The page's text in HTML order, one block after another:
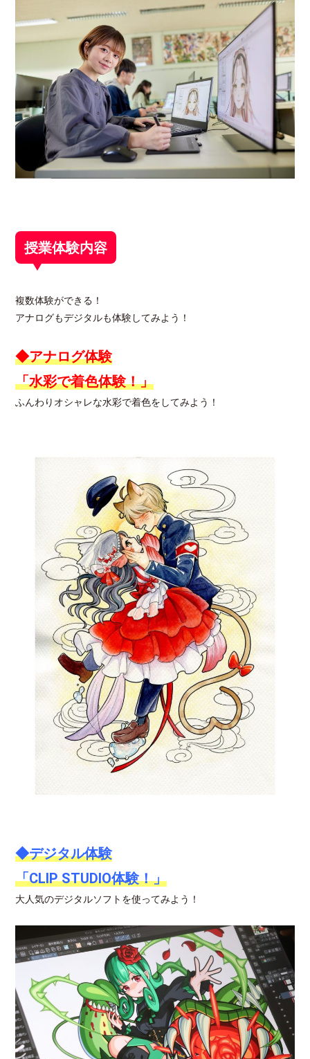
授業体験内容
複数体験ができる！
アナログもデジタルも体験してみよう！
◆アナログ体験
「水彩で着色体験！」
ふんわりオシャレな水彩で着色をしてみよう！
◆デジタル体験
「CLIP STUDIO体験！」
大人気のデジタルソフトを使ってみよう！